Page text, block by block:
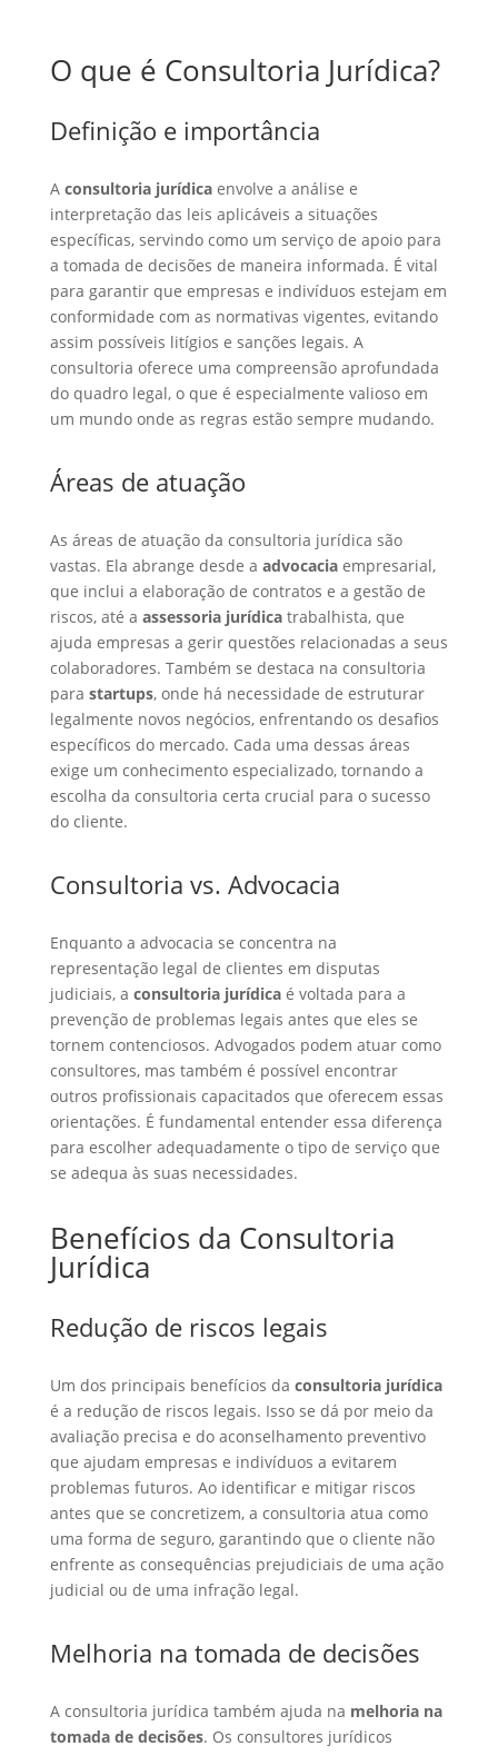
O que é Consultoria Jurídica?
Definição e importância
A consultoria jurídicaenvolve a análise e
interpretação das leis aplicáveis a situações
específicas, servindo como um serviço de apoio para
a tomada de decisões de maneira informada. É vital
para garantir que empresas e indivíduos estejam em
conformidade com as normativas vigentes, evitando
assim possíveis litígios e sanções legais. A
consultoria oferece uma compreensão aprofundada
do quadro legal, o que é especialmente valioso em
um mundo onde as regras estão sempre mudando.
Áreas de atuação
As áreas de atuação da consultoria jurídica são
vastas. Ela abrange desde a advocaciaempresarial,
que inclui a elaboração de contratos e a gestão de
riscos, até a assessoria jurídicatrabalhista, que
ajuda empresas a gerir questões relacionadas a seus
colaboradores. Também se destaca na consultoria
para startups, onde há necessidade de estruturar
legalmente novos negócios, enfrentando os desafios
específicos do mercado. Cada uma dessas áreas
exige um conhecimento especializado, tornando a
escolha da consultoria certa crucial para o sucesso
do cliente.
Consultoria vs. Advocacia
Enquanto a advocacia se concentra na
representação legal de clientes em disputas
judiciais, a consultoria jurídicaé voltada para a
prevenção de problemas legais antes que eles se
tornem contenciosos. Advogados podem atuar como
consultores, mas também é possível encontrar
outros profissionais capacitados que oferecem essas
orientações. É fundamental entender essa diferença
para escolher adequadamente o tipo de serviço que
se adequa às suas necessidades.
Benefícios da Consultoria
Jurídica
Redução de riscos legais
Um dos principais benefícios da consultoria jurídica
é a redução de riscos legais. Isso se dá por meio da
avaliação precisa e do aconselhamento preventivo
que ajudam empresas e indivíduos a evitarem
problemas futuros. Ao identificar e mitigar riscos
antes que se concretizem, a consultoria atua como
uma forma de seguro, garantindo que o cliente não
enfrente as consequências prejudiciais de uma ação
judicial ou de uma infração legal.
Melhoria na tomada de decisões
A consultoria jurídica também ajuda na melhoria na
tomada de decisões. Os consultores jurídicos